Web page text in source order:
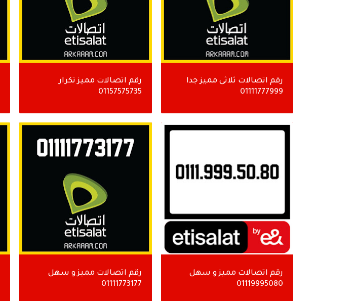
رقم اتصالات ثلاثى مميز جدا
01111777999
رقم اتصالات مميز تكرار
01157575735
رقم اتصالات مميز و سهل
01119995080
رقم اتصالات مميز و سهل
01111773177